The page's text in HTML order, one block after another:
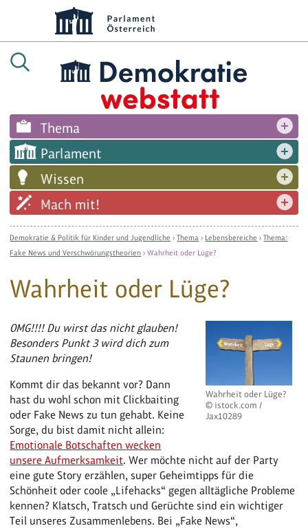
Thema
Parlament
Wissen
Mach mit!
Demokratie & Politik für Kinder und Jugendliche ›Thema › Lebensbereiche ›Thema:
Fake News und Verschwörungstheorien ›Wahrheit oder Lüge?
Wahrheit oder Lüge?
Wahrheit oder Lüge?
© istock.com /
Jax10289
OMG!!!! Du wirst das nicht glauben!
Besonders Punkt 3 wird dich zum
Staunen bringen!
Kommt dir das bekannt vor? Dann
hast du wohl schon mit Clickbaiting
oder Fake News zu tun gehabt. Keine
Sorge, du bist damit nicht allein:
Emotionale Botschaften wecken
unsere Aufmerksamkeit. Wer möchte nicht auf der Party
eine gute Story erzählen, super Geheimtipps für die
Schönheit oder coole „Lifehacks“ gegen alltägliche Probleme
kennen? Klatsch, Tratsch und Gerüchte sind ein wichtiger
Teil unseres Zusammenlebens. Bei „Fake News“,